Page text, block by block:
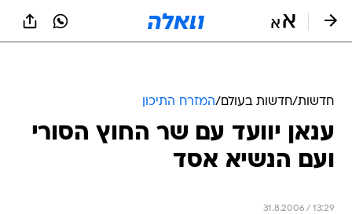
חדשות/חדשות בעולם/המזרח התיכון
ענאן יוועד עם שר החוץ הסורי
ועם הנשיא אסד
31.8.2006 / 13:29